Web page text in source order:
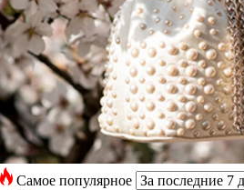
Самое популярное